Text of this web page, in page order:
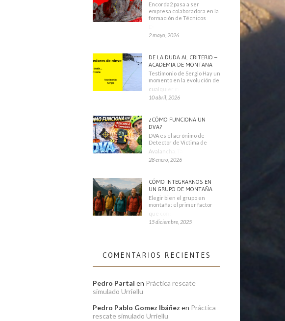
Encorda2 pasa a ser
empresa colaboradora en la
formación de Técnicos
2 mayo, 2026
DE LA DUDA AL CRITERIO –
ACADEMIA DE MONTAÑA
Testimonio de Sergio Hay un
momento en la evolución de
cualquier montañero
10 abril, 2026
¿CÓMO FUNCIONA UN
DVA?
DVA es el acrónimo de
Detector de Víctima de
Avalancha. También se
28 enero, 2026
CÓMO INTEGRARNOS EN
UN GRUPO DE MONTAÑA
Elegir bien el grupo en
montaña: el primer factor
que condiciona tu
15 diciembre, 2025
COMENTARIOS RECIENTES
Pedro Partal en Práctica rescate
simulado Urriellu
Pedro Pablo Gomez Ibáñez en Práctica
rescate simulado Urriellu